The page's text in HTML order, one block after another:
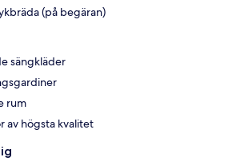
(på begäran)
sängkläder
rum
av högsta kvalitet